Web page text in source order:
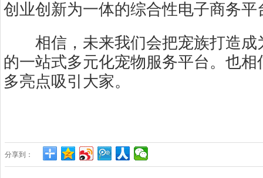
创业创新为一体的综合性电子商务平
相信，未来我们会把宠族打造成
的一站式多元化宠物服务平台。也
多亮点吸引大家。
分享到：